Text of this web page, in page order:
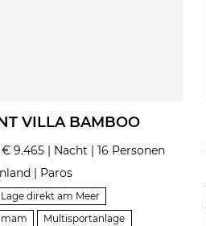
VILLA BAMBOO
9.465 | Nacht | 16 Personen
| Paros
direkt am Meer
Multisportanlage